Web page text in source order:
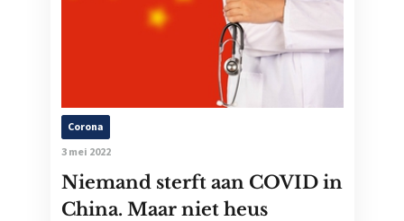
Corona
3 mei 2022
Niemand sterft aan COVID in
China. Maar niet heus